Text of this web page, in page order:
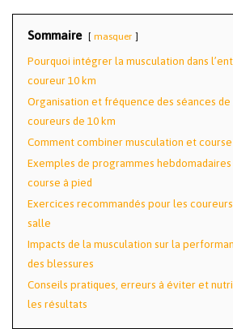
Sommaire masquer
Pourquoi intégrer la musculation dans
coureur 10 km
Organisation et fréquence des séances
coureurs de 10 km
Comment combiner musculation et
Exemples de programmes
course à pied
Exercices recommandés pour les
salle
Impacts de la musculation sur la
des blessures
Conseils pratiques, erreurs à éviter et
les résultats